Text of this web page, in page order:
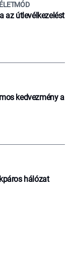
az útlevélkezelést
kedvezmény a
hálózat